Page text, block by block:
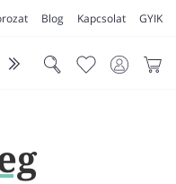
Blog Kapcsolat GYIK
FUTÓSZŐNYEG